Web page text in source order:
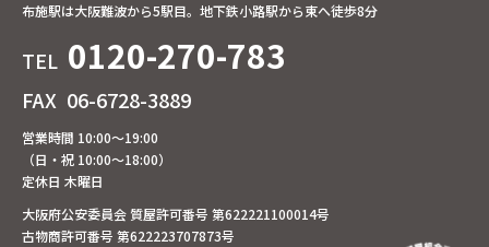
布施駅は大阪難波から5駅目。地下鉄小路駅から東へ徒歩8分
TEL 0120-270-783
FAX 06-6728-3889
営業時間 10:00～19:00
（日・祝 10:00～18:00）
定休日 木曜日
大阪府公安委員会 質屋許可番号 第622221100014号
古物商許可番号 第622223707873号